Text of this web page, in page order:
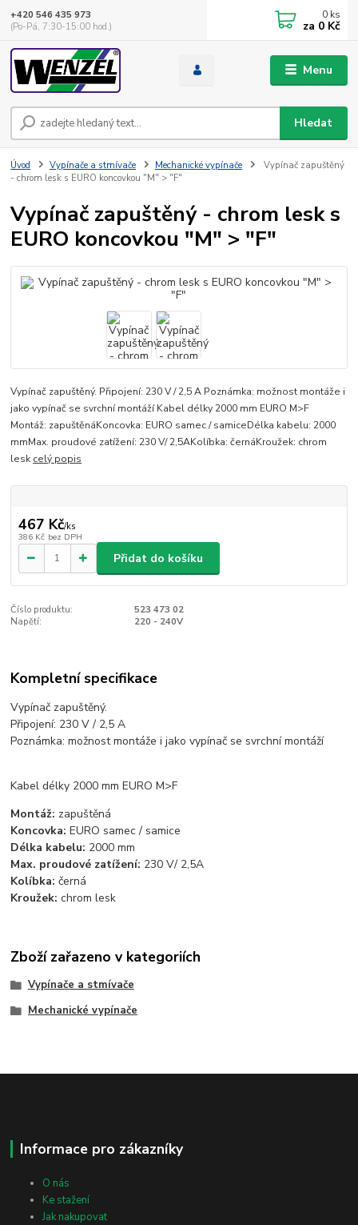
Menu
Hledat
+420 546 435 973
(Po-Pá, 7:30-15:00 hod.)
0 ks
za 0 Kč
Úvod Vypínače a stmívače Mechanické vypínače
Vypínač zapuštěný
- chrom lesk s EURO koncovkou "M" > "F"
Vypínač zapuštěný - chrom lesk s
EURO koncovkou "M" > "F"
Vypínač zapuštěný. Připojení: 230 V / 2,5 A Poznámka: možnost montáže i
jako vypínač se svrchní montáží Kabel délky 2000 mm EURO M>F
Montáž: zapuštěnáKoncovka: EURO samec / samiceDélka kabelu: 2000
mmMax. proudové zatížení: 230 V/ 2,5AKolíbka: černáKroužek: chrom
lesk celý popis
467 Kč/ks
386 Kč bez DPH
Přidat do košíku
Číslo produktu:
523 473 02
Napětí:
220 - 240V
Kompletní specifikace
Vypínač zapuštěný.
Připojení: 230 V / 2,5 A
Poznámka: možnost montáže i jako vypínač se svrchní montáží
Kabel délky 2000 mm EURO M>F
Montáž: zapuštěná
Koncovka: EURO samec / samice
Délka kabelu: 2000 mm
Max. proudové zatížení: 230 V/ 2,5A
Kolíbka: černá
Kroužek: chrom lesk
Zboží zařazeno v kategoriích
Vypínače a stmívače
Mechanické vypínače
Informace pro zákazníky
O nás
Ke stažení
Jak nakupovat